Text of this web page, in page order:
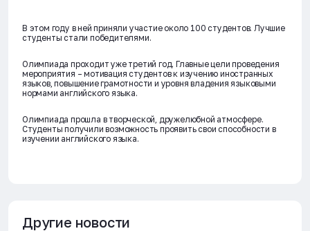
В этом году в ней приняли участие около 100 студентов. Лучшие
студенты стали победителями.
Олимпиада проходит уже третий год. Главные цели проведения
мероприятия – мотивация студентов к изучению иностранных
языков, повышение грамотности и уровня владения языковыми
нормами английского языка.
Олимпиада прошла в творческой, дружелюбной атмосфере.
Студенты получили возможность проявить свои способности в
изучении английского языка.
Другие новости